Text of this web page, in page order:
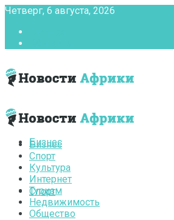
Четверг, 6 августа, 2026
Бизнес
Спорт
Бизнес
Спорт
Культура
Интернет
Туризм
Недвижимость
Общество